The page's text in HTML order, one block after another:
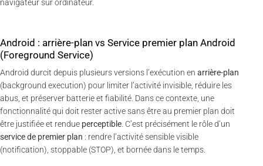
navigateur sur ordinateur.
Android : arrière-plan vs Service premier plan Android
(Foreground Service)
Android durcit depuis plusieurs versions l’exécution en arrière-plan
(background execution) pour limiter l’activité invisible, réduire les
abus, et préserver batterie et fiabilité. Dans ce contexte, une
fonctionnalité qui doit rester active sans être au premier plan doit
être justifiée et rendue perceptible. C’est précisément le rôle d’un
service de premier plan : rendre l’activité sensible visible
(notification), stoppable (STOP), et bornée dans le temps.